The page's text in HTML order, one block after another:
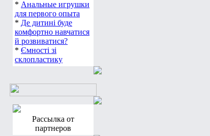
* Анальные игрушки
для первого опыта
* Де дитині буде
комфортно навчатися
й розвиватися?
* Ємності зі
склопластику
Рассылка от
партнеров